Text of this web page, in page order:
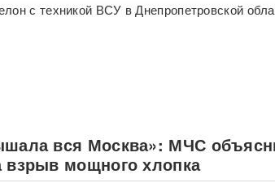
с техникой ВСУ в Днепропетровской
вся Москва»: МЧС
взрыв мощного хлопка